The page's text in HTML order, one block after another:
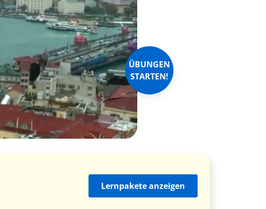
ÜBUNGEN
STARTEN!
Lernpakete anzeigen